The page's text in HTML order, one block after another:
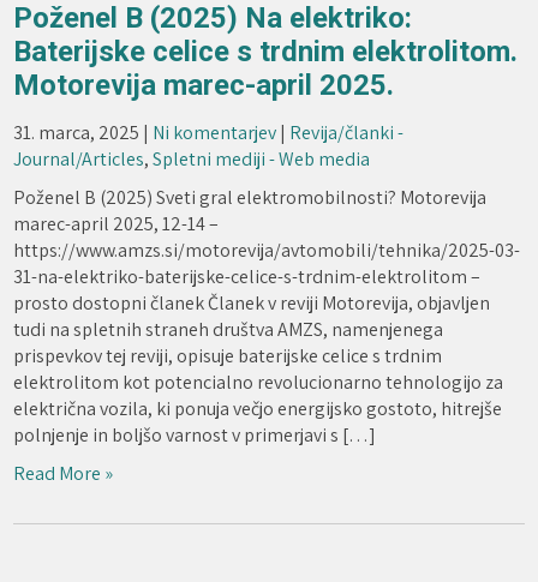
Poženel B (2025) Na elektriko:
Baterijske celice s trdnim elektrolitom.
Motorevija marec-april 2025.
31. marca, 2025 | Ni komentarjev| Revija/članki -
Journal/Articles,Spletni mediji - Web media
Poženel B (2025) Sveti gral elektromobilnosti? Motorevija
marec-april 2025, 12-14 –
https://www.amzs.si/motorevija/avtomobili/tehnika/2025-03-
31-na-elektriko-baterijske-celice-s-trdnim-elektrolitom –
prosto dostopni članek Članek v reviji Motorevija, objavljen
tudi na spletnih straneh društva AMZS, namenjenega
prispevkov tej reviji, opisuje baterijske celice s trdnim
elektrolitom kot potencialno revolucionarno tehnologijo za
električna vozila, ki ponuja večjo energijsko gostoto, hitrejše
polnjenje in boljšo varnost v primerjavi s […]
Read More »